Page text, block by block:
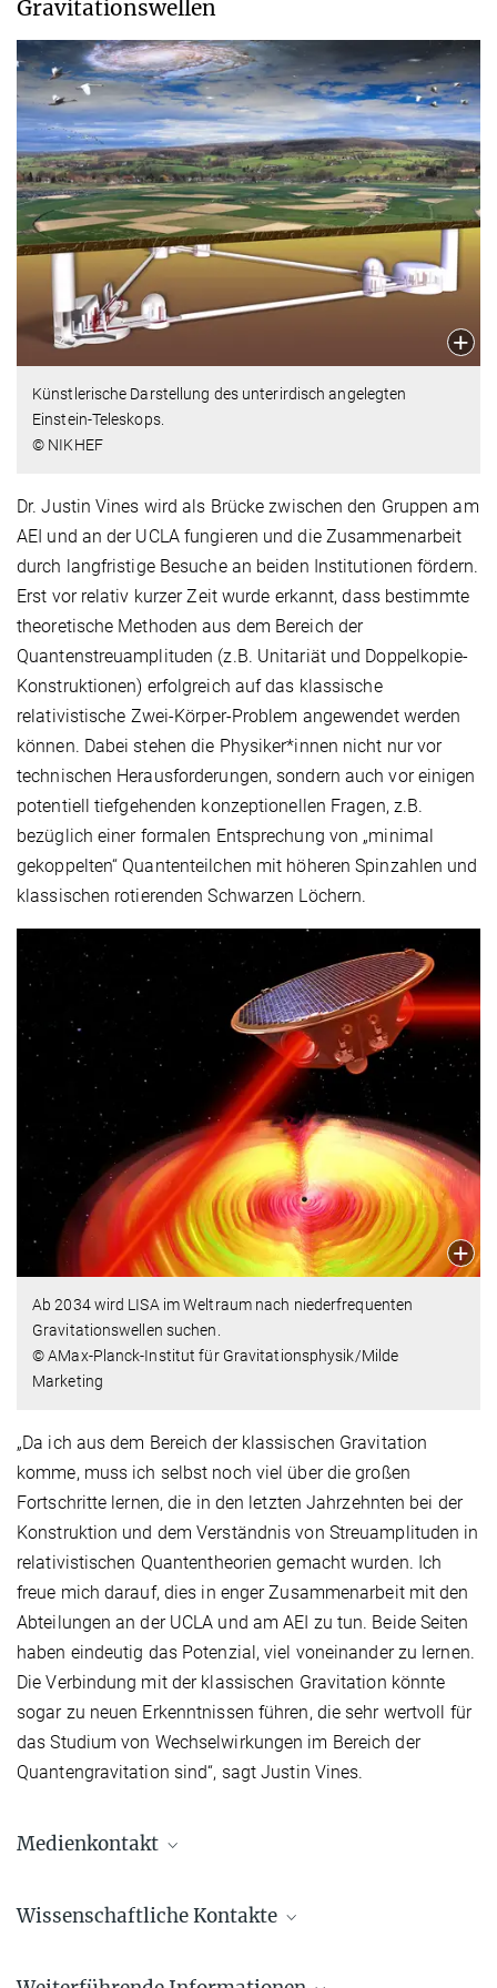
Gravitationswellen
Künstlerische Darstellung des unterirdisch angelegten
Einstein-Teleskops.
© NIKHEF
Dr. Justin Vines wird als Brücke zwischen den Gruppen am
AEI und an der UCLA fungieren und die Zusammenarbeit
durch langfristige Besuche an beiden Institutionen fördern.
Erst vor relativ kurzer Zeit wurde erkannt, dass bestimmte
theoretische Methoden aus dem Bereich der
Quantenstreuamplituden (z.B. Unitariät und Doppelkopie-
Konstruktionen) erfolgreich auf das klassische
relativistische Zwei-Körper-Problem angewendet werden
können. Dabei stehen die Physiker*innen nicht nur vor
technischen Herausforderungen, sondern auch vor einigen
potentiell tiefgehenden konzeptionellen Fragen, z.B.
bezüglich einer formalen Entsprechung von „minimal
gekoppelten“ Quantenteilchen mit höheren Spinzahlen und
klassischen rotierenden Schwarzen Löchern.
Ab 2034 wird LISA im Weltraum nach niederfrequenten
Gravitationswellen suchen.
© AMax-Planck-Institut für Gravitationsphysik/Milde
Marketing
„Da ich aus dem Bereich der klassischen Gravitation
komme, muss ich selbst noch viel über die großen
Fortschritte lernen, die in den letzten Jahrzehnten bei der
Konstruktion und dem Verständnis von Streuamplituden in
relativistischen Quantentheorien gemacht wurden. Ich
freue mich darauf, dies in enger Zusammenarbeit mit den
Abteilungen an der UCLA und am AEI zu tun. Beide Seiten
haben eindeutig das Potenzial, viel voneinander zu lernen.
Die Verbindung mit der klassischen Gravitation könnte
sogar zu neuen Erkenntnissen führen, die sehr wertvoll für
das Studium von Wechselwirkungen im Bereich der
Quantengravitation sind“, sagt Justin Vines.
Medienkontakt
Forschungskoordinatorin, Pressereferentin AEI
Wissenschaftliche Kontakte